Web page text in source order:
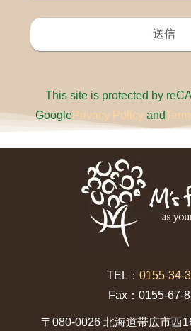
This site is protected by
GooglePrivacy Policy and
TEL： 0155-34-
Fax：0155-67-
〒080-0026 北海道帯広市西